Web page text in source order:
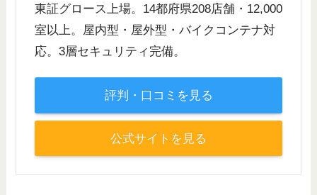
東証グロース上場。14都府県208店舗・12,000
室以上。屋内型・屋外型・バイクコンテナ対
応。3層セキュリティ完備。
評判・口コミを見る
公式サイトを見る